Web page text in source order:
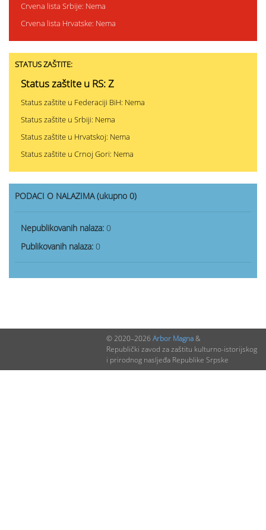
Crvena lista Srbije: Nema
Crvena lista Hrvatske: Nema
STATUS ZAŠTITE:
Status zaštite u RS: Z
Status zaštite u Federaciji BiH: Nema
Status zaštite u Srbiji: Nema
Status zaštite u Hrvatskoj: Nema
Status zaštite u Crnoj Gori: Nema
PODACI O NALAZIMA (ukupno 0)
Nepublikovanih nalaza: 0
Publikovanih nalaza: 0
© 2020–2026 Arbor Magna&
Republički zavod za zaštitu kulturno-istorijskog
i prirodnog nasljeđa Republike Srpske